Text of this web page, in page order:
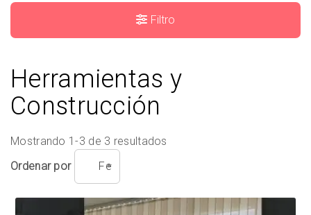
Filtro
Herramientas y
Construcción
Mostrando 1-3 de 3 resultados
Ordenar por
Fecha